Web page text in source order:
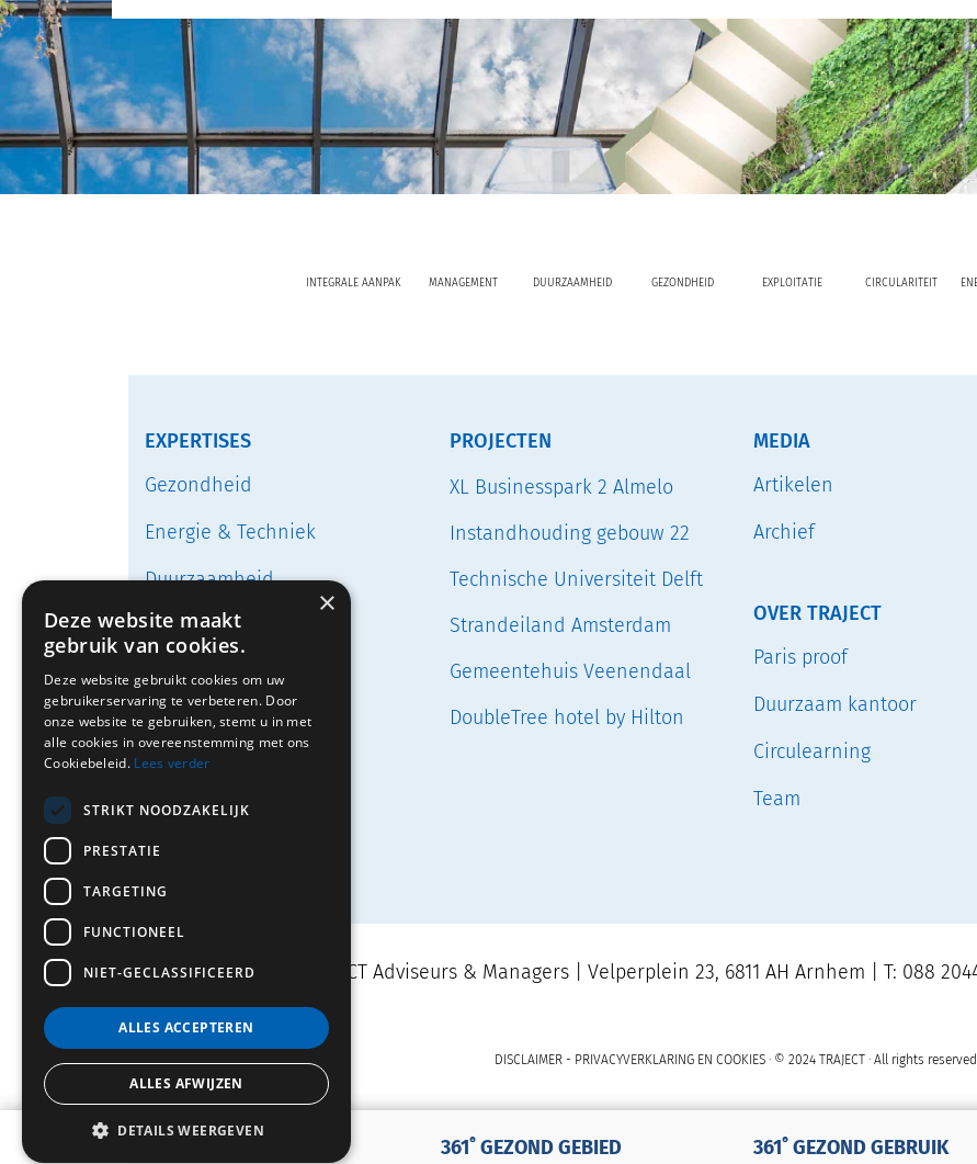
INTEGRALE AANPAK MANAGEMENT DUURZAAMHEID GEZONDHEID EXPLOITATIE CIRCULARITEIT
EXPERTISES
Gezondheid
Energie & Techniek
Duurzaamheid
Circulariteit
Exploitatie
Projectmanagement
PROJECTEN
XL Businesspark 2 Almelo
Instandhouding gebouw 22
Technische Universiteit Delft
Strandeiland Amsterdam
Gemeentehuis Veenendaal
DoubleTree hotel by Hilton
MEDIA
Artikelen
Archief
OVER TRAJECT
Paris proof
Duurzaam kantoor
Circulearning
Team
Movares | TRAJECT Adviseurs & Managers | Velperplein 23, 6811 AH Arnhem | T: 088
DISCLAIMER - PRIVACYVERKLARING EN COOKIES · © 2024 TRAJECT · All rights
361˚ GEZOND GEBIED 361˚ GEZOND GEBRUIK
×
Deze website maakt
gebruik van cookies.
Deze website gebruikt cookies om uw
gebruikerservaring te verbeteren. Door
onze website te gebruiken, stemt u in met
alle cookies in overeenstemming met ons
Cookiebeleid. Lees verder
STRIKT NOODZAKELIJK
PRESTATIE
TARGETING
FUNCTIONEEL
NIET-GECLASSIFICEERD
ALLES ACCEPTEREN
ALLES AFWIJZEN
DETAILS WEERGEVEN